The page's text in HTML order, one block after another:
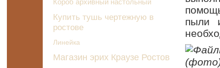
Короб архивный настольный
Купить тушь чертежную в
ростове
Линейка
Магазин эрих Краузе Ростов
пыли